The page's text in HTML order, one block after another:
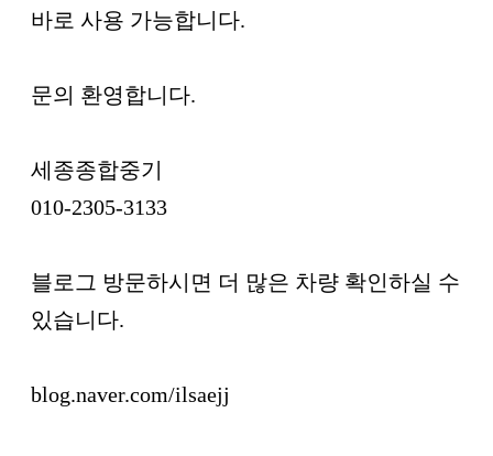
바로 사용 가능합니다.
문의 환영합니다.
세종종합중기
010-2305-3133
블로그 방문하시면 더 많은 차량 확인하실 수
있습니다.
blog.naver.com/ilsaejj